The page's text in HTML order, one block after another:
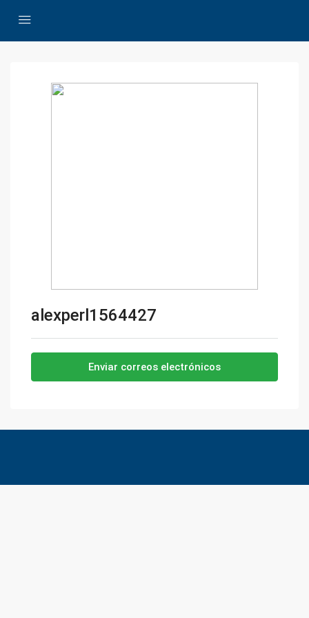
alexperl1564427
Enviar correos electrónicos